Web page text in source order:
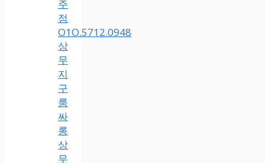
주
점
O1O.5712.0948
상
무
지
구
룸
싸
롱
상
무